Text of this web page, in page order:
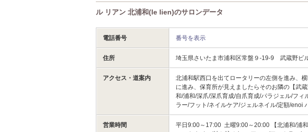
ル リアン 北浦和(le lien)のサロンデータ
電話番号 番号を表示
住所 埼玉県さいたま市浦和区常盤９-19-9 武蔵野ビ
アクセス・道案内
北浦和駅西口を出てロータリーの左側を進み、
に進み、保育所が見えましたらそのお隣の【武
和/浦和/深爪/深爪育成/自爪育成/パラジェル/フ
ラー/フット/ネイルケア/ジェルネイル/定額/enoi
営業時間
平日9:00～17:00 土曜9:00～20:00 【北浦和/浦